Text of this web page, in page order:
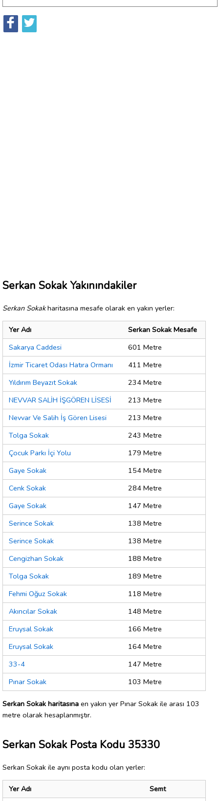
Serkan Sokak Yakınındakiler
Serkan Sokakharitasına mesafe olarak en yakın yerler:
Yer Adı
Serkan Sokak Mesafe
Sakarya Caddesi
601 Metre
İzmir Ticaret Odası Hatıra Ormanı
411 Metre
Yıldırım Beyazıt Sokak
234 Metre
NEVVAR SALİH İŞGÖREN LİSESİ
213 Metre
Nevvar Ve Salih İş Gören Lisesi
213 Metre
Tolga Sokak
243 Metre
Çocuk Parkı İçi Yolu
179 Metre
Gaye Sokak
154 Metre
Cenk Sokak
284 Metre
Gaye Sokak
147 Metre
Serince Sokak
138 Metre
Serince Sokak
138 Metre
Cengizhan Sokak
188 Metre
Tolga Sokak
189 Metre
Fehmi Oğuz Sokak
118 Metre
Akıncılar Sokak
148 Metre
Eruysal Sokak
166 Metre
Eruysal Sokak
164 Metre
33-4
147 Metre
Pınar Sokak
103 Metre
Serkan Sokak haritasına en yakın yer Pınar Sokak ile arası 103
metre olarak hesaplanmıştır.
Serkan Sokak Posta Kodu 35330
Serkan Sokak ile aynı posta kodu olan yerler:
Yer Adı
Semt